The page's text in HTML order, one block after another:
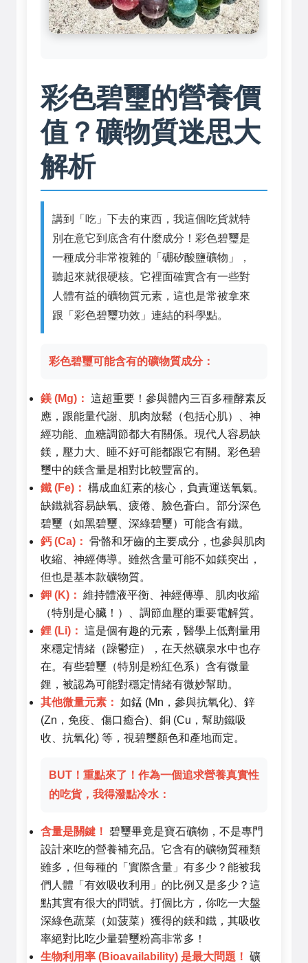
彩色碧璽的營養價
值？礦物質迷思大
解析
講到「吃」下去的東西，我這個吃貨就特
別在意它到底含有什麼成分！彩色碧璽是
一種成分非常複雜的「硼矽酸鹽礦物」，
聽起來就很硬核。它裡面確實含有一些對
人體有益的礦物質元素，這也是常被拿來
跟「彩色碧璽功效」連結的科學點。
彩色碧璽可能含有的礦物質成分：
鎂 (Mg)： 這超重要！參與體內三百多種酵素反
應，跟能量代謝、肌肉放鬆（包括心肌）、神
經功能、血糖調節都大有關係。現代人容易缺
鎂，壓力大、睡不好可能都跟它有關。彩色碧
璽中的鎂含量是相對比較豐富的。
鐵 (Fe)： 構成血紅素的核心，負責運送氧氣。
缺鐵就容易缺氧、疲倦、臉色蒼白。部分深色
碧璽（如黑碧璽、深綠碧璽）可能含有鐵。
鈣 (Ca)： 骨骼和牙齒的主要成分，也參與肌肉
收縮、神經傳導。雖然含量可能不如鎂突出，
但也是基本款礦物質。
鉀 (K)： 維持體液平衡、神經傳導、肌肉收縮
（特別是心臟！）、調節血壓的重要電解質。
鋰 (Li)： 這是個有趣的元素，醫學上低劑量用
來穩定情緒（躁鬱症），在天然礦泉水中也存
在。有些碧璽（特別是粉紅色系）含有微量
鋰，被認為可能對穩定情緒有微妙幫助。
其他微量元素： 如錳 (Mn，參與抗氧化)、鋅
(Zn，免疫、傷口癒合)、銅 (Cu，幫助鐵吸
收、抗氧化) 等，視碧璽顏色和產地而定。
BUT！重點來了！作為一個追求營養真實性
的吃貨，我得潑點冷水：
含量是關鍵！
碧璽畢竟是寶石礦物，不是專門
設計來吃的營養補充品。它含有的礦物質種類
雖多，但每種的「實際含量」有多少？能被我
們人體「有效吸收利用」的比例又是多少？這
點其實有很大的問號。打個比方，你吃一大盤
深綠色蔬菜（如菠菜）獲得的鎂和鐵，其吸收
率絕對比吃少量碧璽粉高非常多！
生物利用率 (Bioavailability) 是最大問題！ 礦